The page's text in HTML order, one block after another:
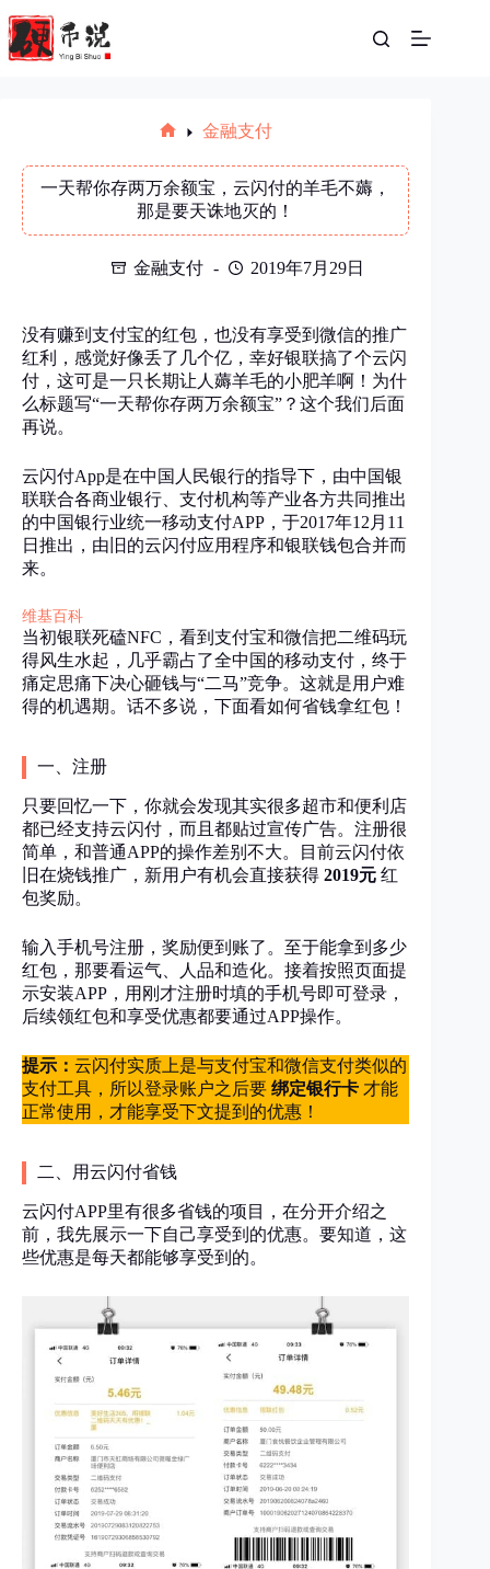
至
内
页
金融支付
一天帮你存两万余额宝，云闪付的羊毛不薅，
那是要天诛地灭的！
金融支付 2019年7月29日
没有赚到支付宝的红包，也没有享受到微信的推广
红利，感觉好像丢了几个亿，幸好银联搞了个云闪
付，这可是一只长期让人薅羊毛的小肥羊啊！为什
么标题写“一天帮你存两万余额宝”？这个我们后面
再说。
云闪付App是在中国人民银行的指导下，由中国银
联联合各商业银行、支付机构等产业各方共同推出
的中国银行业统一移动支付APP，于2017年12月11
日推出，由旧的云闪付应用程序和银联钱包合并而
来。
维基百科
当初银联死磕NFC，看到支付宝和微信把二维码玩
得风生水起，几乎霸占了全中国的移动支付，终于
痛定思痛下决心砸钱与“二马”竞争。这就是用户难
得的机遇期。话不多说，下面看如何省钱拿红包！
一、注册
只要回忆一下，你就会发现其实很多超市和便利店
都已经支持云闪付，而且都贴过宣传广告。注册很
简单，和普通APP的操作差别不大。目前云闪付依
旧在烧钱推广，新用户有机会直接获得 2019元 红
包奖励。
输入手机号注册，奖励便到账了。至于能拿到多少
红包，那要看运气、人品和造化。接着按照页面提
示安装APP，用刚才注册时填的手机号即可登录，
后续领红包和享受优惠都要通过APP操作。
提示： 云闪付实质上是与支付宝和微信支付类似的
支付工具，所以登录账户之后要 绑定银行卡 才能
正常使用，才能享受下文提到的优惠！
二、用云闪付省钱
云闪付APP里有很多省钱的项目，在分开介绍之
前，我先展示一下自己享受到的优惠。要知道，这
些优惠是每天都能够享受到的。